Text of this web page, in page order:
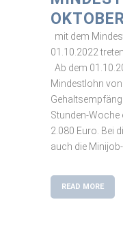
mit dem
01.10.2022
Ab dem
Mindestlohn
Stunden-
2.080 Euro. Bei
auch die Minijob-
READ MORE